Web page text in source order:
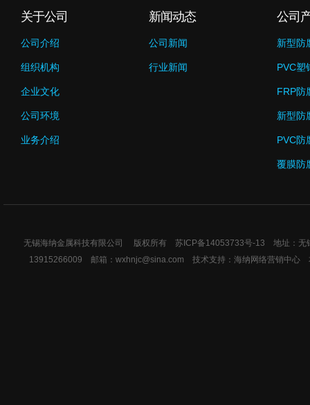
关于公司
公司介绍
组织机构
企业文化
公司环境
业务介绍
新闻动态
公司新闻
行业新闻
公司
新型防
PVC塑
FRP防
新型防
PVC防
覆膜防
无锡海纳金属科技有限公司 版权所有 苏ICP备14053733号-13 地址：无
13915266009 邮箱：wxhnjc@sina.com 技术支持： 海纳网络营销中心